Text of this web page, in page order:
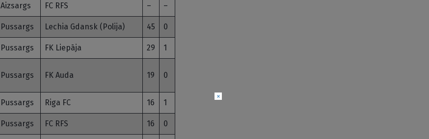
Aizsargs FC RFS – –
Pussargs Lechia Gdansk (Polija) 45 0
Pussargs FK Liepāja 29 1
Pussargs FK Auda 19 0
Pussargs Riga FC 16 1
Pussargs FC RFS 16 0